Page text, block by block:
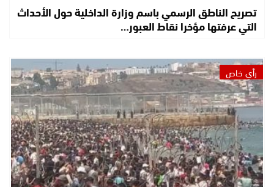
تصريح الناطق الرسمي باسم وزارة الداخلية حول الأحداث
التي عرفتها مؤخرا نقاط العبور…
رأي خاص